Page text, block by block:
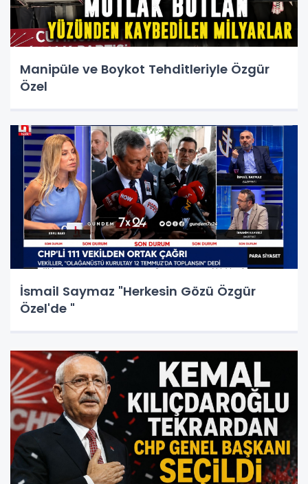
Manipüle ve Boykot Tehditleriyle Özgür
Özel
İsmail Saymaz "Herkesin Gözü Özgür
Özel'de "